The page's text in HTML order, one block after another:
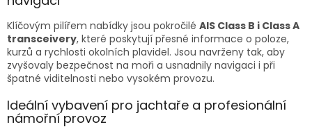
Klíčovým pilířem nabídky jsou pokročilé AIS Class B i Class A
transceivery, které poskytují přesné informace o poloze,
kurzů a rychlosti okolních plavidel. Jsou navrženy tak, aby
zvyšovaly bezpečnost na moři a usnadnily navigaci i při
špatné viditelnosti nebo vysokém provozu.
Ideální vybavení pro jachtaře a profesionální
námořní provoz